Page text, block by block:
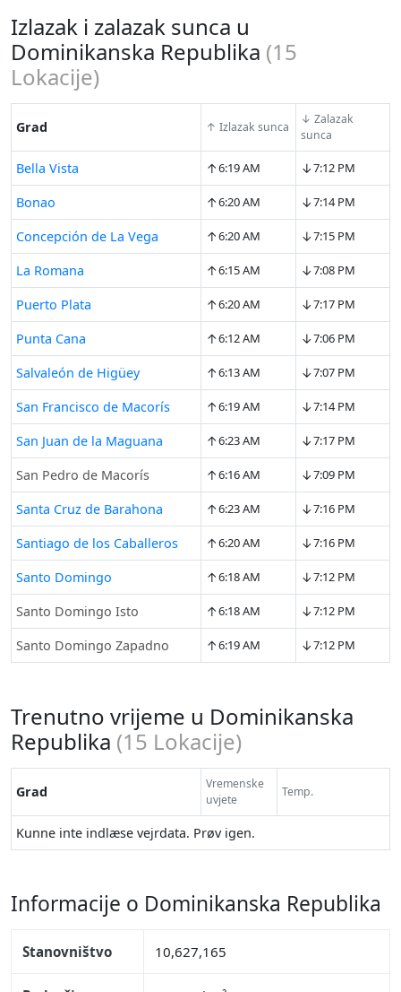
Izlazak i zalazak sunca u
Dominikanska Republika (15
Lokacije)
Grad ↑ Izlazak sunca
↓ Zalazak
sunca
Bella Vista ↑6:19 AM ↓7:12 PM
Bonao ↑6:20 AM ↓7:14 PM
Concepción de La Vega ↑6:20 AM ↓7:15 PM
La Romana ↑6:15 AM ↓7:08 PM
Puerto Plata ↑6:20 AM ↓7:17 PM
Punta Cana ↑6:12 AM ↓7:06 PM
Salvaleón de Higüey ↑6:13 AM ↓7:07 PM
San Francisco de Macorís ↑6:19 AM ↓7:14 PM
San Juan de la Maguana ↑6:23 AM ↓7:17 PM
San Pedro de Macorís ↑6:16 AM ↓7:09 PM
Santa Cruz de Barahona ↑6:23 AM ↓7:16 PM
Santiago de los Caballeros ↑6:20 AM ↓7:16 PM
Santo Domingo ↑6:18 AM ↓7:12 PM
Santo Domingo Isto ↑6:18 AM ↓7:12 PM
Santo Domingo Zapadno ↑6:19 AM ↓7:12 PM
Trenutno vrijeme u Dominikanska
Republika (15 Lokacije)
Grad
Vremenske
uvjete
Temp.
Kunne inte indlæse vejrdata. Prøv igen.
Informacije o Dominikanska Republika
Stanovništvo 10,627,165